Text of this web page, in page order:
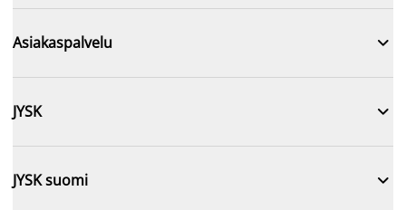
Asiakaspalvelu 
JYSK 
JYSK suomi 